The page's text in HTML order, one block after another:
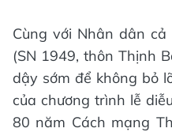
Cùng với Nhân dân
(SN 1949, thôn Thịnh
dậy sớm để không bỏ
của chương trình lễ
80 năm Cách mạng